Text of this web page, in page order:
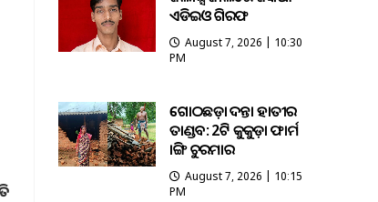
ଏଡିଇଓ ଗିରଫ
August 7, 2026 | 10:30
PM
ଗୋଠଛଡ଼ା ଦନ୍ତା ହାତୀର
ତାଣ୍ଡବ: 2ଟି କୁକୁଡ଼ା ଫାର୍ମ
ଭାଙ୍ଗି ଚୁରମାର
August 7, 2026 | 10:15
PM